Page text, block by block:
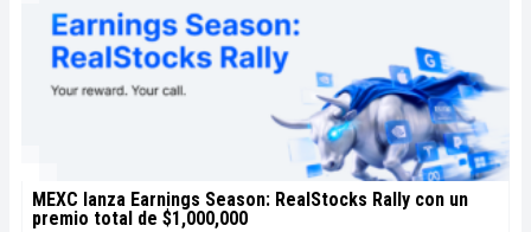
MEXC lanza Earnings Season: RealStocks Rally con un
premio total de $1,000,000